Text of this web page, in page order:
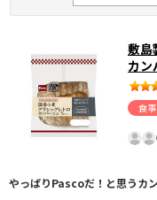
敷島
カン
食
やっぱりPascoだ！と思うカ